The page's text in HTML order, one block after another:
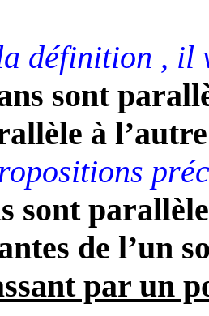
définition , il
sont
à
sont
de l’un
par un